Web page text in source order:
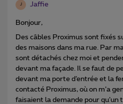
J Jaffie
Bonjour,
Des câbles Proximus sont fixés
des maisons dans ma rue. Par
sont détachés chez moi et
devant ma façade. Il se faut de
devant ma porte d’entrée et la
contacté Proximus, où on m’a
faisaient la demande pour qu’un